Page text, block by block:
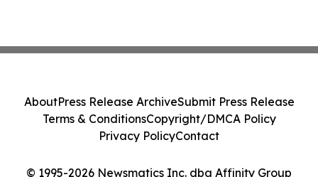
© 1995-2026 Newsmatics Inc. dba Affinity Group
AboutPress Release ArchiveSubmit Press Release
Terms & ConditionsCopyright/DMCA Policy
Privacy PolicyContact